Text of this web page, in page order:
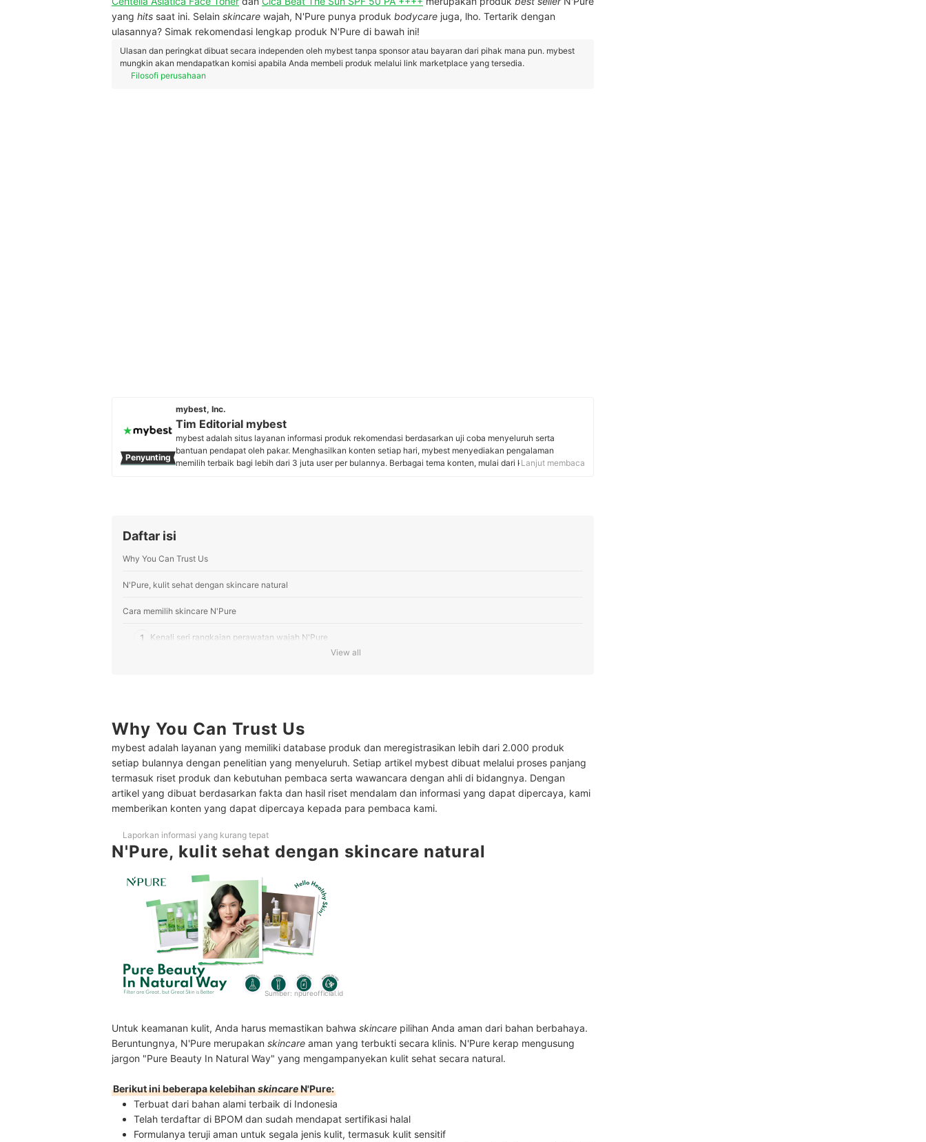
yang hits saat ini. Selain skincare wajah, N'Pure punya produk bodycare juga, lho. Tertarik dengan
ulasannya? Simak rekomendasi lengkap produk N'Pure di bawah ini!
Ulasan dan peringkat dibuat secara independen oleh mybest tanpa sponsor atau bayaran dari pihak mana pun. mybest
mungkin akan mendapatkan komisi apabila Anda membeli produk melalui link marketplace yang tersedia.
Filosofi perusahaan
Penyunting
mybest, Inc.
Tim Editorial mybest
mybest adalah situs layanan informasi produk rekomendasi berdasarkan uji coba menyeluruh serta
bantuan pendapat oleh pakar. Menghasilkan konten setiap hari, mybest menyediakan pengalaman
memilih terbaik bagi lebih dari 3 juta user per bulannya. Berbagai tema konten, mulai dari kosmetik,
Lanjut membaca
Daftar isi
Why You Can Trust Us
N'Pure, kulit sehat dengan skincare natural
Cara memilih skincare N'Pure
1 Kenali seri rangkaian perawatan wajah N'Pure
Peringkat Skincare N'Pure Terbaik
View all
Why You Can Trust Us
mybest adalah layanan yang memiliki database produk dan meregistrasikan lebih dari 2.000 produk
setiap bulannya dengan penelitian yang menyeluruh. Setiap artikel mybest dibuat melalui proses panjang
termasuk riset produk dan kebutuhan pembaca serta wawancara dengan ahli di bidangnya. Dengan
artikel yang dibuat berdasarkan fakta dan hasil riset mendalam dan informasi yang dapat dipercaya, kami
memberikan konten yang dapat dipercaya kepada para pembaca kami.
Laporkan informasi yang kurang tepat
N'Pure, kulit sehat dengan skincare natural
Sumber: npureofficial.id
Untuk keamanan kulit, Anda harus memastikan bahwa skincare pilihan Anda aman dari bahan berbahaya.
Beruntungnya, N'Pure merupakan skincare aman yang terbukti secara klinis. N'Pure kerap mengusung
jargon "Pure Beauty In Natural Way" yang mengampanyekan kulit sehat secara natural.
Berikut ini beberapa kelebihanskincareN'Pure:
Terbuat dari bahan alami terbaik di Indonesia
Telah terdaftar di BPOM dan sudah mendapat sertifikasi halal
Formulanya teruji aman untuk segala jenis kulit, termasuk kulit sensitif